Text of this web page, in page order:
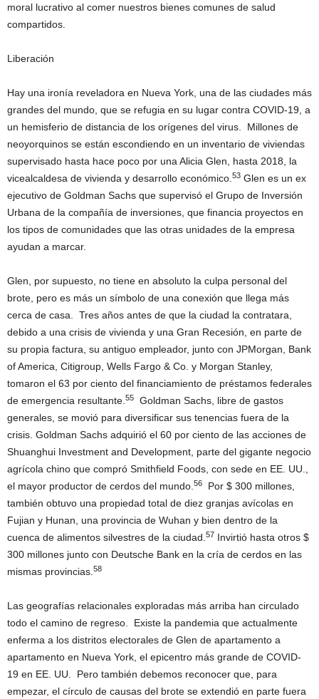
moral lucrativo al comer nuestros bienes comunes de salud
compartidos.
Liberación
Hay una ironía reveladora en Nueva York, una de las ciudades más
grandes del mundo, que se refugia en su lugar contra COVID-19, a
un hemisferio de distancia de los orígenes del virus. Millones de
neoyorquinos se están escondiendo en un inventario de viviendas
supervisado hasta hace poco por una Alicia Glen, hasta 2018, la
vicealcaldesa de vivienda y desarrollo económico. 53 Glen es un ex
ejecutivo de Goldman Sachs que supervisó el Grupo de Inversión
Urbana de la compañía de inversiones, que financia proyectos en
los tipos de comunidades que las otras unidades de la empresa
ayudan a marcar.
Glen, por supuesto, no tiene en absoluto la culpa personal del
brote, pero es más un símbolo de una conexión que llega más
cerca de casa. Tres años antes de que la ciudad la contratara,
debido a una crisis de vivienda y una Gran Recesión, en parte de
su propia factura, su antiguo empleador, junto con JPMorgan, Bank
of America, Citigroup, Wells Fargo & Co. y Morgan Stanley,
tomaron el 63 por ciento del financiamiento de préstamos federales
de emergencia resultante. 55
Goldman Sachs, libre de gastos
generales, se movió para diversificar sus tenencias fuera de la
crisis. Goldman Sachs adquirió el 60 por ciento de las acciones de
Shuanghui Investment and Development, parte del gigante negocio
agrícola chino que compró Smithfield Foods, con sede en EE. UU.,
el mayor productor de cerdos del mundo. 56
Por $ 300 millones,
también obtuvo una propiedad total de diez granjas avícolas en
Fujian y Hunan, una provincia de Wuhan y bien dentro de la
cuenca de alimentos silvestres de la ciudad. 57 Invirtió hasta otros $
300 millones junto con Deutsche Bank en la cría de cerdos en las
mismas provincias. 58
Las geografías relacionales exploradas más arriba han circulado
todo el camino de regreso. Existe la pandemia que actualmente
enferma a los distritos electorales de Glen de apartamento a
apartamento en Nueva York, el epicentro más grande de COVID-
19 en EE. UU. Pero también debemos reconocer que, para
empezar, el círculo de causas del brote se extendió en parte fuera